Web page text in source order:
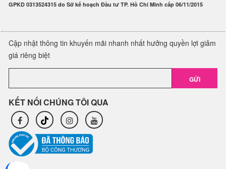
GPKD 0313524315 do Sở kế hoạch Đầu tư TP. Hồ Chí Minh cấp 06/11/2015
Cập nhật thông tin khuyến mãi nhanh nhất hưởng quyền lợi giảm
giá riêng biệt
GỬI
KẾT NỐI CHÚNG TÔI QUA